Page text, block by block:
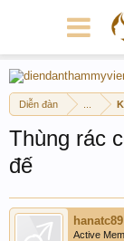
Diễn đàn
Thùng rác
đế
hanatc89
Active